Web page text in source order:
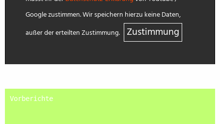
Google zustimmen. Wir speichern hierzu keine Daten,
außer der erteilten Zustimmung.
Zustimmung
Vorberichte